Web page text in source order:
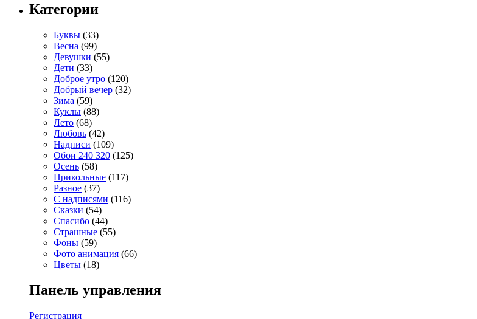
Категории
Буквы (33)
Весна (99)
Девушки (55)
Дети (33)
Доброе утро (120)
Добрый вечер (32)
Зима (59)
Куклы (88)
Лето (68)
Любовь (42)
Надписи (109)
Обои 240 320 (125)
Осень (58)
Прикольные (117)
Разное (37)
С надписями (116)
Сказки (54)
Спасибо (44)
Страшные (55)
Фоны (59)
Фото анимация (66)
Цветы (18)
Панель управления
Регистрация